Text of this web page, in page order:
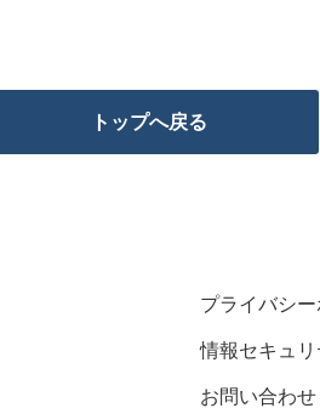
トップへ戻る
プライバシ
情報セキュ
お問い合わせ